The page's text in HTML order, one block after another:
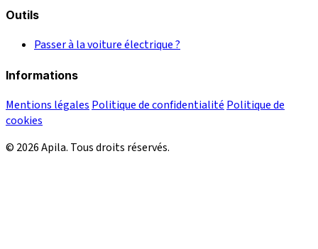
Outils
Passer à la voiture électrique ?
Informations
Mentions légales Politique de confidentialité Politique de
cookies
© 2026 Apila. Tous droits réservés.